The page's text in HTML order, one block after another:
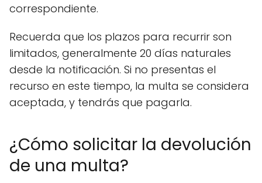
correspondiente.
Recuerda que los plazos para recurrir son
limitados, generalmente 20 días naturales
desde la notificación. Si no presentas el
recurso en este tiempo, la multa se considera
aceptada, y tendrás que pagarla.
¿Cómo solicitar la devolución
de una multa?